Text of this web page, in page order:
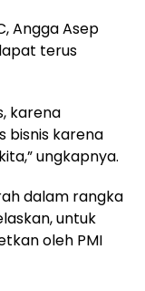
Angga Asep
terus
karena
bisnis karena
ungkapnya.
dalam rangka
untuk
oleh PMI